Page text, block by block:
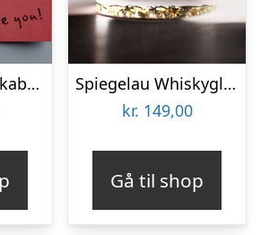
Personlig Køleskabsmagnet med Foto – Hjerte
Spiegelau Whiskyglas med Gravering – Egen Tekst
kr. 149,00
Gå til shop